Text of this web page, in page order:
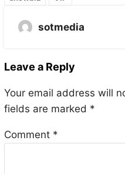
sotmedia
Leave a Reply
Your email address will
fields are marked *
Comment *